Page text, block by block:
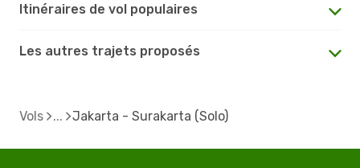
Itinéraires de vol populaires
Les autres trajets proposés
Vols Jakarta - Surakarta (Solo)